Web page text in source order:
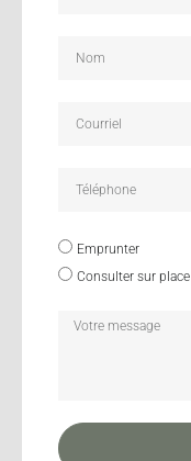
Emprunter
Consulter sur place